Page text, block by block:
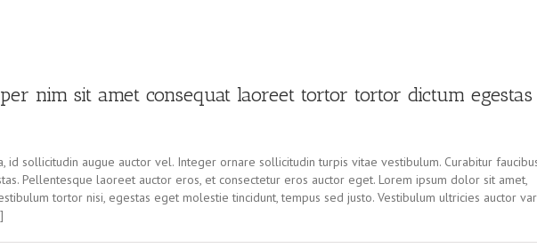
nim sit amet consequat laoreet tortor tortor dictum egestas
id sollicitudin augue auctor vel. Integer ornare sollicitudin turpis vitae vestibulum. Curabitur
Pellentesque laoreet auctor eros, et consectetur eros auctor eget. Lorem ipsum dolor sit amet,
tortor nisi, egestas eget molestie tincidunt, tempus sed justo. Vestibulum ultricies auctor